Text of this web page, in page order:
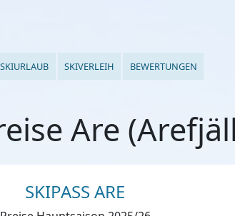
SKIURLAUB SKIVERLEIH BEWERTUNGEN
Are
SKIPASS ARE